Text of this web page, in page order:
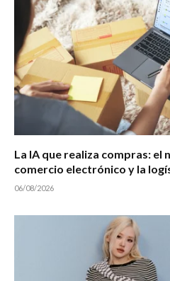
La IA que realiza compras: el
comercio electrónico y la
06/08/2026